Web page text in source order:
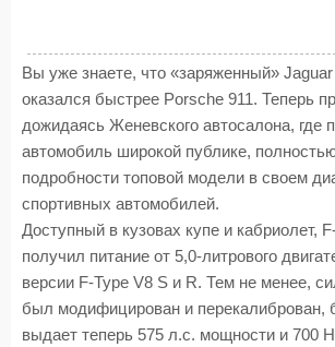
Вы уже знаете, что «заряженный»
оказался быстрее Porsche 911. Теперь
дожидаясь Женевского автосалона, где
автомобиль широкой публике,
подробности топовой модели в своем
спортивных автомобилей.
Доступный в кузовах купе и кабриолет,
получил питание от 5,0-литрового
версии F-Type V8 S и R. Тем не менее,
был модифицирован и перекалиброван,
выдает теперь 575 л.с. мощности и 700